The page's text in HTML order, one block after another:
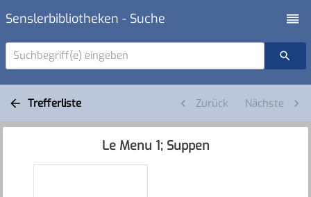
Senslerbibliotheken - Suche
Suchbegriff(e) eingeben
Trefferliste Zurück Nächste
Le Menu 1; Suppen